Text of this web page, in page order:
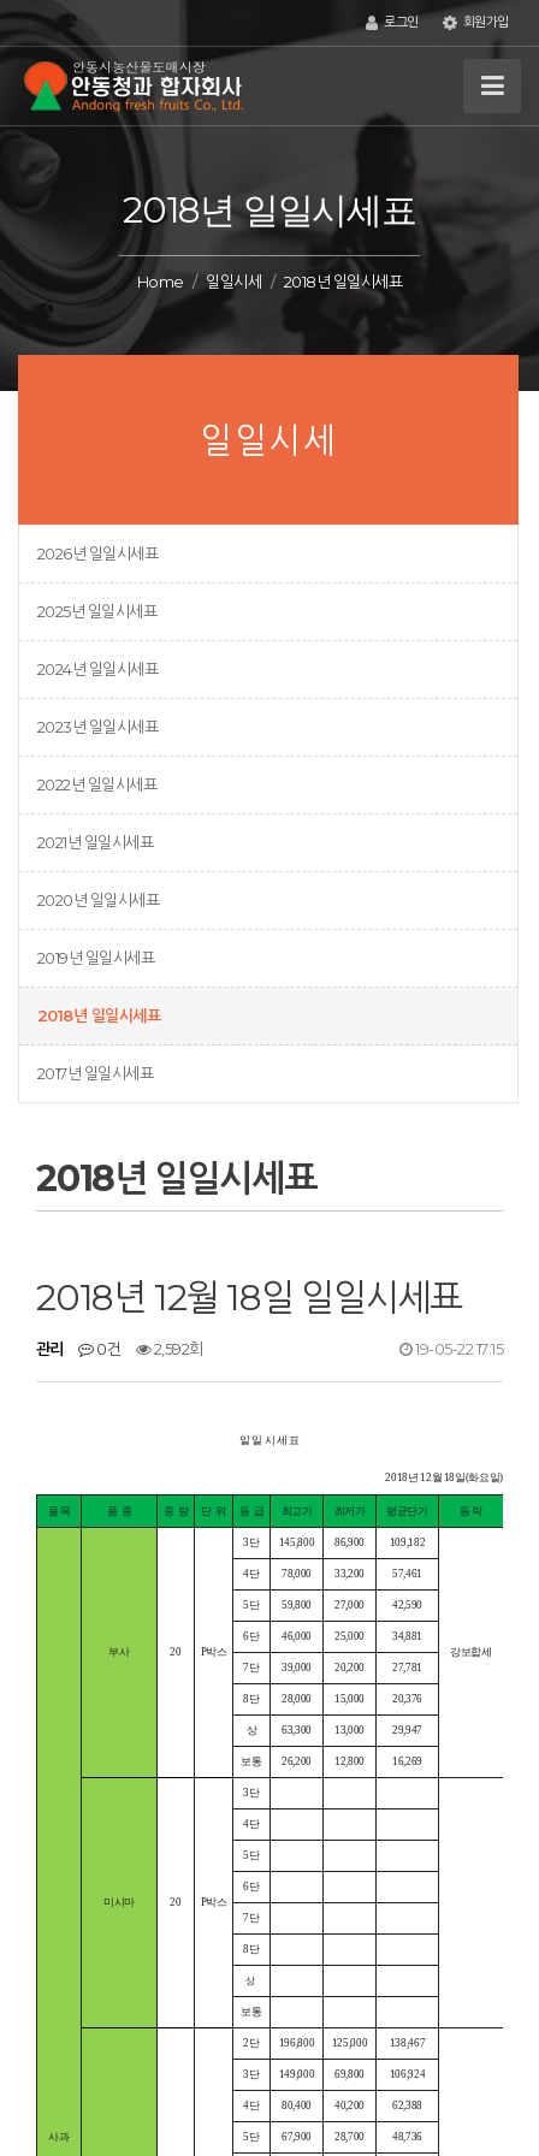
로그인 회원가입
2018년 일일시세표
Home 일일시세 2018년 일일시세표
일일시세
2026년 일일시세표
2025년 일일시세표
2024년 일일시세표
2023년 일일시세표
2022년 일일시세표
2021년 일일시세표
2020년 일일시세표
2019년 일일시세표
2018년 일일시세표
2017년 일일시세표
2018년 일일시세표
2018년 12월 18일 일일시세표
관리 0건 2,592회 19-05-22 17:15
일 일 시 세 표
2018년 12월 18일(화요일)
품 목 품 종 중 량 단 위 등 급 최고가 최저가 평균단가 등 락
사과
부사 20 P박스
3단 145,800 86,900 109,182
강보합세
4단 78,000 33,200 57,461
5단 59,800 27,000 42,590
6단 46,000 25,000 34,881
7단 39,000 20,200 27,781
8단 28,000 15,000 20,376
상 63,300 13,000 29,947
보통 26,200 12,800 16,269
미시마 20 P박스
3단
4단
5단
6단
7단
8단
상
보통
2단 196,800 125,000 138,467
3단 149,000 69,800 106,924
4단 80,400 40,200 62,388
5단 67,900 28,700 48,736